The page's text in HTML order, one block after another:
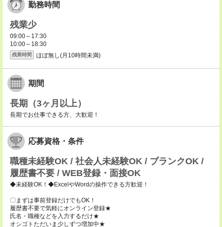
勤務時間
残業少
09:00～17:30
10:00～18:30
残業時間 ほぼ無し(月10時間未満)
期間
長期（3ヶ月以上）
長期でお仕事できる方、大歓迎！
応募資格・条件
職種未経験OK / 社会人未経験OK / ブランクOK /
履歴書不要 / WEB登録・面接OK
◆未経験OK！◆ExcelやWordの操作できる方歓迎！
〇まずは事前登録だけでもOK！
履歴書不要で気軽にオンライン登録★
氏名・職種などを入力するだけ★
オシゴトただいま少しずつ増加中★